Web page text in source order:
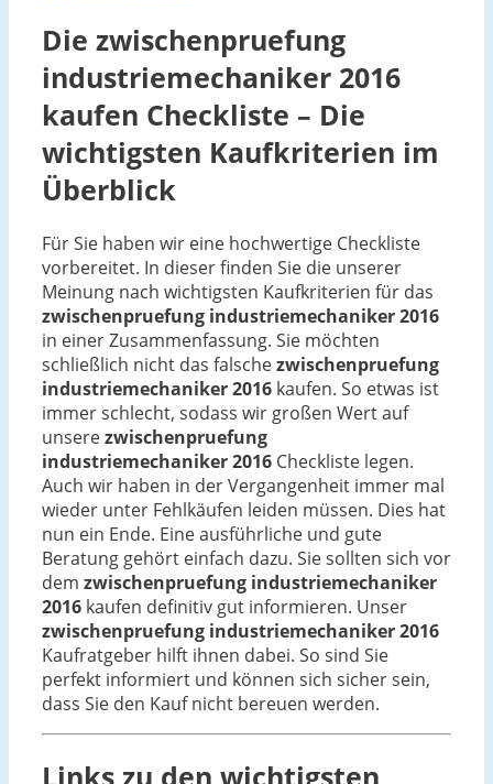
Die zwischenpruefung
industriemechaniker 2016
kaufen Checkliste – Die
wichtigsten Kaufkriterien im
Überblick
Für Sie haben wir eine hochwertige Checkliste
vorbereitet. In dieser finden Sie die unserer
Meinung nach wichtigsten Kaufkriterien für das
zwischenpruefung industriemechaniker 2016
in einer Zusammenfassung. Sie möchten
schließlich nicht das falschezwischenpruefung
industriemechaniker 2016 kaufen. So etwas ist
immer schlecht, sodass wir großen Wert auf
unserezwischenpruefung
industriemechaniker 2016 Checkliste legen.
Auch wir haben in der Vergangenheit immer mal
wieder unter Fehlkäufen leiden müssen. Dies hat
nun ein Ende. Eine ausführliche und gute
Beratung gehört einfach dazu. Sie sollten sich vor
dem zwischenpruefung industriemechaniker
2016 kaufen definitiv gut informieren. Unser
zwischenpruefung industriemechaniker 2016
Kaufratgeber hilft ihnen dabei. So sind Sie
perfekt informiert und können sich sicher sein,
dass Sie den Kauf nicht bereuen werden.